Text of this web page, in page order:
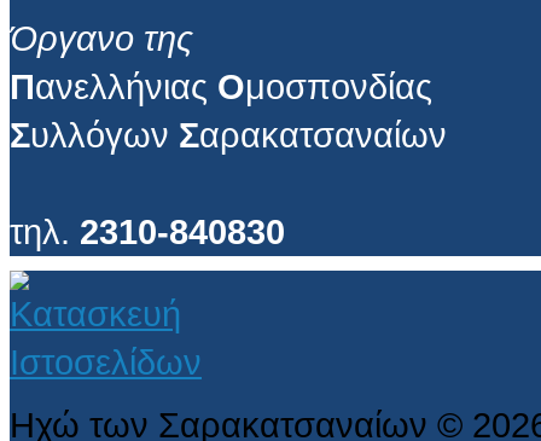
Όργανο της
Πανελλήνιας Ομοσπονδίας
Συλλόγων Σαρακατσαναίων
τηλ. 2310-840830
Ηχώ των Σαρακατσαναίων ©